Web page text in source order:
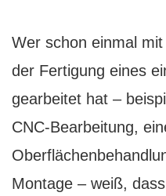
Wer schon einmal
der Fertigung eines
gearbeitet hat –
CNC-Bearbeitung,
Montage – weiß,